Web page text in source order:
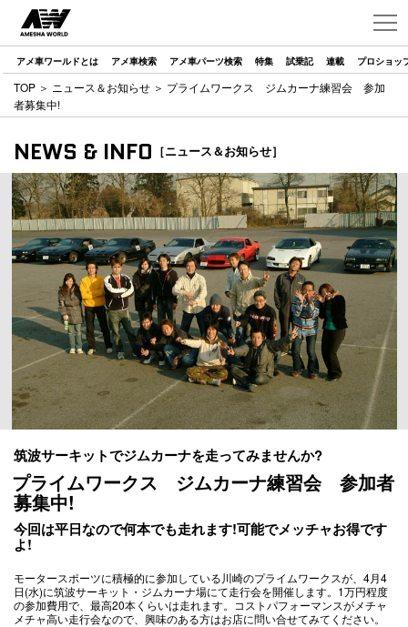
アメ車ワールドとは アメ車検索 アメ車パーツ検索 特集 試乗記 連載 プロショッ
TOP ＞ ニュース＆お知らせ ＞ プライムワークス ジムカーナ練習会 参加
者募集中!
NEWS & INFO ［ニュース＆お知らせ］
筑波サーキットでジムカーナを走ってみませんか?
プライムワークス ジムカーナ練習会 参加者
募集中!
今回は平日なので何本でも走れます!可能でメッチャお得です
よ!
モータースポーツに積極的に参加している川崎のプライムワークスが、4月4
日(水)に筑波サーキット・ジムカーナ場にて走行会を開催します。1万円程度
の参加費用で、最高20本くらいは走れます。コストパフォーマンスがメチャ
メチャ高い走行会なので、興味のある方はお店に問い合せてみてください。